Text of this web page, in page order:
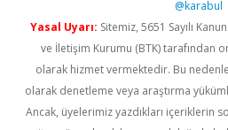
@karabul
Yasal Uyarı: Sitemiz, 5651 Sayılı
ve İletişim Kurumu (BTK) tarafından
olarak hizmet vermektedir. Bu
olarak denetleme veya araştırma
Ancak, üyelerimiz yazdıkları içeriklerin